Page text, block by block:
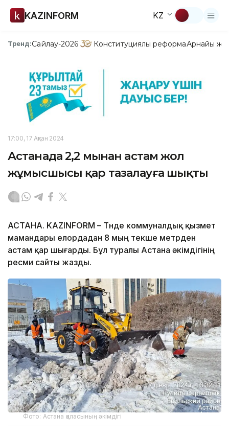
KAZINFORM KZ
Тренд:Сайлау-2026 Конституциялық реформаАрнайы
17:00, 17 Ақпан 2024
Астанада 2,2 мыңнан астам жол
жұмысшысы қар тазалауға шықты
АСТАНА. KAZINFORM – Түнде коммуналдық қызмет
мамандары елордадан 8 мың текше метрден
астам қар шығарды. Бұл туралы Астана әкімдігінің
ресми сайты жазды.
Фото: Астана қаласының әкімдігі